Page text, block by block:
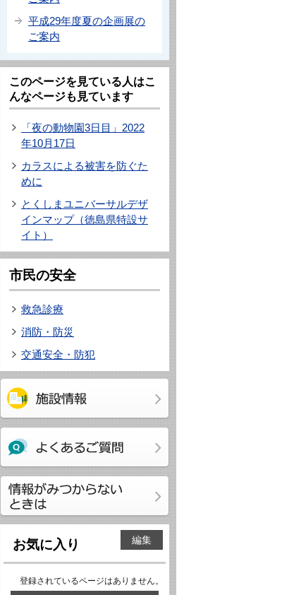
平成29年度夏の企画展の
ご案内
このページを見ている人はこ
んなページも見ています
「夜の動物園3日目」2022
年10月17日
カラスによる被害を防ぐた
めに
とくしまユニバーサルデザ
インマップ（徳島県特設サ
イト）
市民の安全
救急診療
消防・防災
交通安全・防犯
お気に入り 編集
登録されているページはありません。